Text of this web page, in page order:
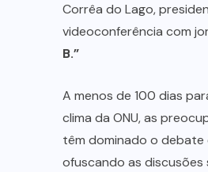
Corrêa do Lago,
videoconferência com
B.”
A menos de 100 dias
clima da ONU, as
têm dominado o debate
ofuscando as